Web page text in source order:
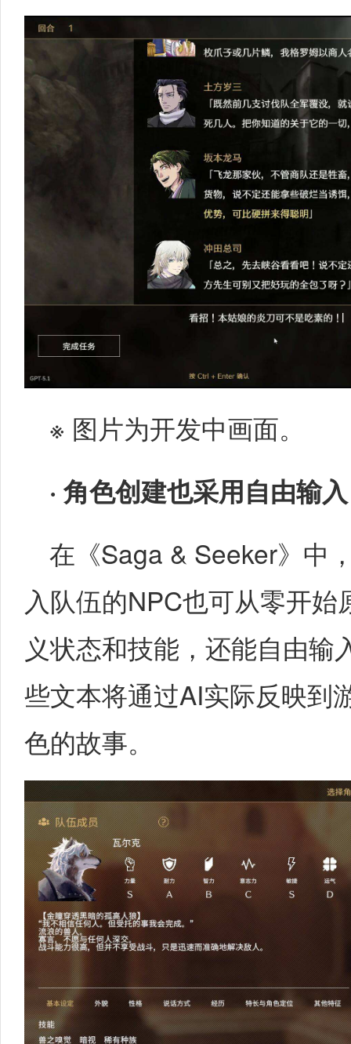
※ 图片为开发中画面。
· 角色创建也采用自由输入
在《Saga & Seeker》中
入队伍的NPC也可从零开
义状态和技能，还能自由
些文本将通过AI实际反映到
色的故事。